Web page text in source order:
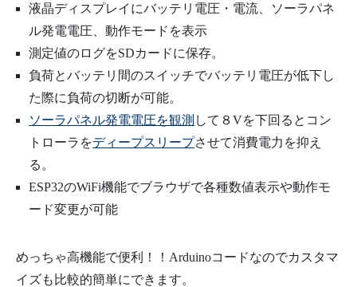
液晶ディスプレイにバッテリ電圧・電流、ソーラパネ
ル発電電圧、動作モードを表示
測定値のログをSDカードに保存。
負荷とバッテリ間のスイッチでバッテリ電圧が低下し
た際に負荷の切断が可能。
ソーラパネル発電電圧を観測 して８Vを下回るとコン
トローラをディープスリープさせて消費電力を抑え
る。
ESP32のWiFi機能でブラウザで各種数値表示や動作モ
ード変更が可能
めっちゃ高機能で便利！！Arduinoコードなのでカスタマ
イズも比較的簡単にできます。